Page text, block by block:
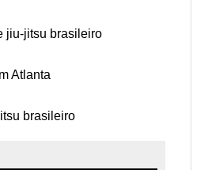
jiu-jitsu brasileiro
Atlanta
brasileiro